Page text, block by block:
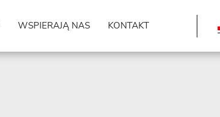
WSPIERAJĄ NAS KONTAKT